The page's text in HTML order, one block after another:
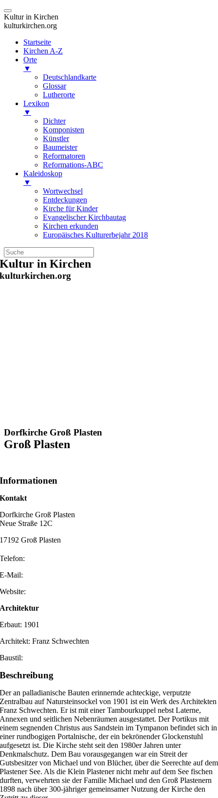
Kultur in Kirchen
kulturkirchen.org
Startseite
Kirchen A-Z
Orte
▼
Deutschlandkarte
Glossar
Lutherorte
Lexikon
▼
Dichter
Komponisten
Künstler
Baumeister
Reformatoren
Reformations-ABC
Kaleidoskop
▼
Wortwechsel
Entdeckungen
Kirche für Kinder
Evangelischer Kirchbautag
Kirchen erkunden
Europäisches Kulturerbejahr 2018
Zum
Inhalt
springen
Kultur in Kirchen
kulturkirchen.org
Dorfkirche Groß Plasten
Groß Plasten
Informationen
Kontakt
Dorfkirche Groß Plasten
Neue Straße 12C
17192 Groß Plasten
Telefon:
E-Mail:
Website:
Architektur
Erbaut: 1901
Architekt: Franz Schwechten
Baustil:
Beschreibung
Der an palladianische Bauten erinnernde achteckige, verputzte
Zentralbau auf Natursteinsockel von 1901 ist ein Werk des Architekten
Franz Schwechten. Er ist mit einer Tambourkuppel nebst Laterne,
Annexen und seitlichen Nebenräumen ausgestattet. Der Portikus mit
einem segnenden Christus aus Sandstein im Tympanon befindet sich in
einer rundbogigen Portalnische, der ein bekrönender Glockenstuhl
aufgesetzt ist. Die Kirche steht seit den 1980er Jahren unter
Denkmalschutz. Dem Bau vorausgegangen war ein Streit der
Gutsbesitzer von Michael und von Blücher, über die Seerechte auf dem
Plastener See. Als die Klein Plastener nicht mehr auf dem See fischen
durften, verwehrten sie der Familie Michael und den Groß Plastenern
1898 nach über 300-jähriger gemeinsamer Nutzung der Kirche den